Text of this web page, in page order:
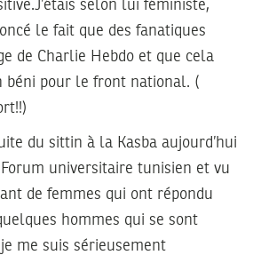
selon lui féministe,
le fait que des fanatiques
de Charlie Hebdo et que cela
béni pour le front national. (
du sittin à la Kasba aujourd’hui
universitaire tunisien et vu
de femmes qui ont répondu
hommes qui se sont
me suis sérieusement